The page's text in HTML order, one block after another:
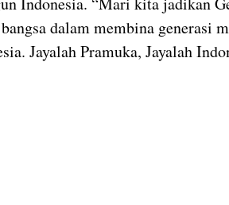
dalam membina generasi
Jayalah Pramuka, Jayalah